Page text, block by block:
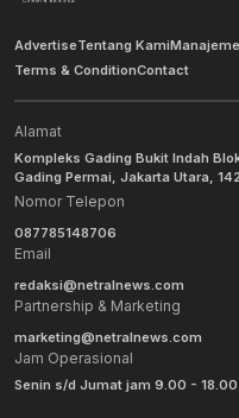
AdvertiseTentang Kami
Terms & ConditionContact
Alamat
Kompleks Gading Bukit Indah
Gading Permai, Jakarta Utara,
Nomor Telepon
087785148706
Email
redaksi@netralnews.com
Partnership & Marketing
marketing@netralnews.com
Jam Operasional
Senin s/d Jumat jam 9.00 -